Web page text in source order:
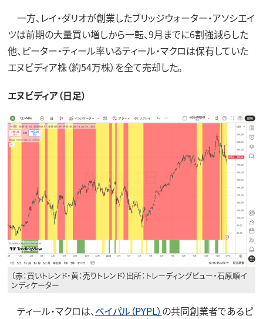
一方、レイ・ダリオが創業したブリッジウォーター・アソシエイ
ツは前期の大量買い増しから一転、9月までに6割強減らした
他、ピーター・ティール率いるティール・マクロは保有していた
エヌビディア株（約54万株）を全て売却した。
エヌビディア（日足）
（赤：買いトレンド・黄：売りトレンド）出所：トレーディングビュー・石原順イ
ンディケーター
ティール・マクロは、ペイパル（PYPL） の共同創業者であるピ